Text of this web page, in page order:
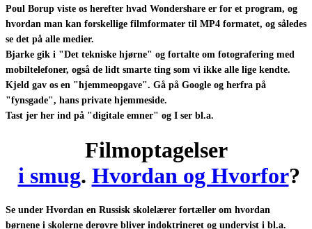
Poul Borup viste os herefter hvad Wondershare er for et program, og
hvordan man kan forskellige filmformater til MP4 formatet, og således
se det på alle medier.
Bjarke gik i "Det tekniske hjørne" og fortalte om fotografering med
mobiltelefoner, også de lidt smarte ting som vi ikke alle lige kendte.
Kjeld gav os en "hjemmeopgave". Gå på Google og herfra på
"fynsgade", hans private hjemmeside.
Tast jer her ind på "digitale emner" og I ser bl.a.
Filmoptagelser
i smug. Hvordan og Hvorfor?
Se under Hvordan en Russisk skolelærer fortæller om hvordan
børnene i skolerne derovre bliver indoktrineret og undervist i bl.a.